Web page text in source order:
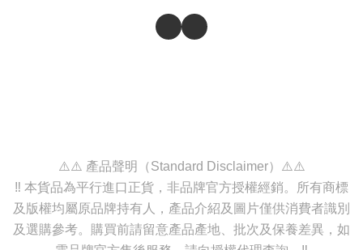
⚠️⚠️ 產品聲明（Standard Disclaimer）⚠️⚠️
‼️ 本貨品為平行進口正貨，非品牌官方授權經銷。所有商標
及版權均屬原品牌持有人，產品介紹及圖片僅供消費者識別
及選購參考。購買前請留意產品產地、批次及保養差異，如